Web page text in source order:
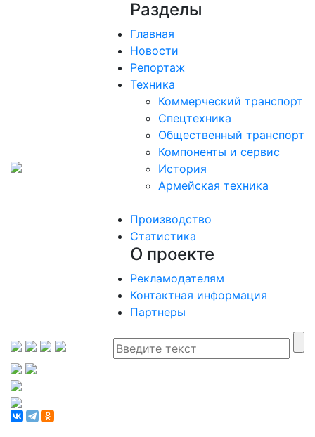
Разделы
Главная
Новости
Репортаж
Техника
Коммерческий транспорт
Спецтехника
Общественный транспорт
Компоненты и сервис
История
Армейская техника
Производство
Статистика
О проекте
Рекламодателям
Контактная информация
Партнеры